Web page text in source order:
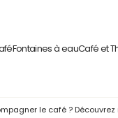
Fontaines à eauCafé et
le café ?